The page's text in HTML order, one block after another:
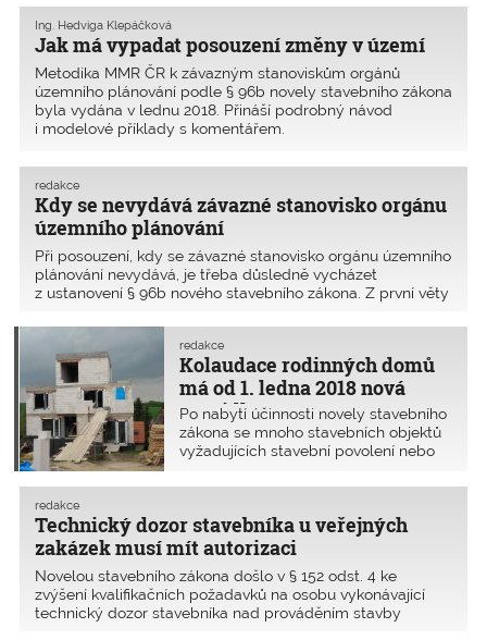
žadatel o povolení změny dokončené stavby jejím
vlastníkem,
Jak má vypadat posouzení změny v území
Ing. Hedviga Klepáčková
Metodika MMR ČR k závazným stanoviskům orgánů
územního plánování podle § 96b novely stavebního zákona
byla vydána v lednu 2018. Přináší podrobný návod
i modelové příklady s komentářem.
Kdy se nevydává závazné stanovisko orgánu
územního plánování
redakce
Při posouzení, kdy se závazné stanovisko orgánu územního
plánování nevydává, je třeba důsledně vycházet
z ustanovení § 96b nového stavebního zákona. Z první věty
že se posuzuje jen změna v území vyvolan�
Kolaudace rodinných domů
má od 1. ledna 2018 nová
pravidla
redakce
Po nabytí účinnosti novely stavebního
zákona se mnoho stavebních objektů
vyžadujících stavební povolení nebo
Technický dozor stavebníka u veřejných
zakázek musí mít autorizaci
redakce
Novelou stavebního zákona došlo v § 152 odst. 4 ke
zvýšení kvalifikačních požadavků na osobu vykonávající
technický dozor stavebníka nad prováděním stavby